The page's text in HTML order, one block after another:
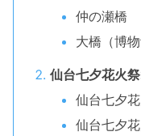
仲の瀬橋
大橋（博
仙台七夕花火
仙台七夕
仙台七夕